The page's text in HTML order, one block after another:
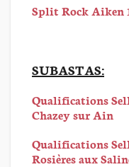
Split Rock Aiken
SUBASTAS:
Qualifications
Chazey sur Ain
Qualifications
Rosières aux